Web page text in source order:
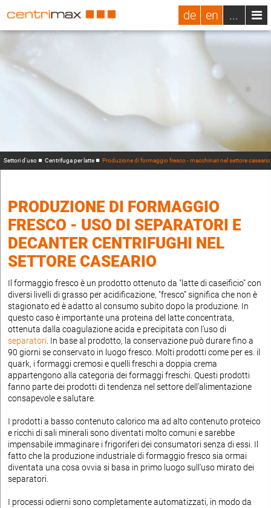
de en ...
Settori d'uso Centrifuga per latte Produzione di formaggio fresco - macchinari nel settore caseario
PRODUZIONE DI FORMAGGIO
FRESCO - USO DI SEPARATORI E
DECANTER CENTRIFUGHI NEL
SETTORE CASEARIO
Il formaggio fresco è un prodotto ottenuto da "latte di caseificio" con
diversi livelli di grasso per acidificazione, "fresco” significa che non è
stagionato ed è adatto al consumo subito dopo la produzione. In
questo caso è importante una proteina del latte concentrata,
ottenuta dalla coagulazione acida e precipitata con l’uso di
separatori . In base al prodotto, la conservazione può durare fino a
90 giorni se conservato in luogo fresco. Molti prodotti come per es. il
quark, i formaggi cremosi e quelli freschi a doppia crema
appartengono alla categoria dei formaggi freschi. Questi prodotti
fanno parte dei prodotti di tendenza nel settore dell’alimentazione
consapevole e salutare.
I prodotti a basso contenuto calorico ma ad alto contenuto proteico
e ricchi di sali minerali sono diventati molto comuni e sarebbe
impensabile immaginare i frigoriferi dei consumatori senza di essi. Il
fatto che la produzione industriale di formaggio fresco sia ormai
diventata una cosa ovvia si basa in primo luogo sull'uso mirato dei
separatori.
I processi odierni sono completamente automatizzati, in modo da